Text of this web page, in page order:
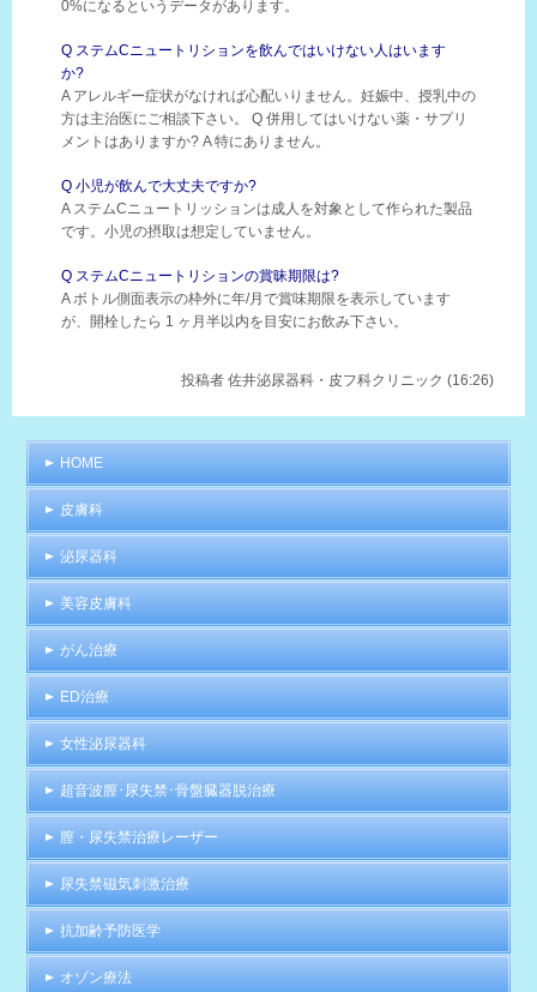
0%になるというデータがあります。
Q ステムCニュートリションを飲んではいけない人はいます
か?
A アレルギー症状がなければ心配いりません。妊娠中、授乳中の
方は主治医にご相談下さい。 Q 併用してはいけない薬・サプリ
メントはありますか? A 特にありません。
Q 小児が飲んで大丈夫ですか?
A ステムCニュートリッションは成人を対象として作られた製品
です。小児の摂取は想定していません。
Q ステムCニュートリションの賞昧期限は?
A ボトル側面表示の枠外に年/月で賞味期限を表示しています
が、開栓したら 1 ヶ月半以内を目安にお飲み下さい。
投稿者 佐井泌尿器科・皮フ科クリニック (16:26)
HOME
皮膚科
泌尿器科
美容皮膚科
がん治療
ED治療
女性泌尿器科
超音波膣･尿失禁･骨盤臓器脱治療
膣・尿失禁治療レーザー
尿失禁磁気刺激治療
抗加齢予防医学
オゾン療法